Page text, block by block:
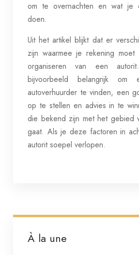
om te overnachten en wat je
doen.
Uit het artikel blijkt dat er
zijn waarmee je rekening
organiseren van een
bijvoorbeeld belangrijk om
autoverhuurder te vinden, een
op te stellen en advies in te
die bekend zijn met het gebied
gaat. Als je deze factoren in
autorit soepel verlopen.
À la une